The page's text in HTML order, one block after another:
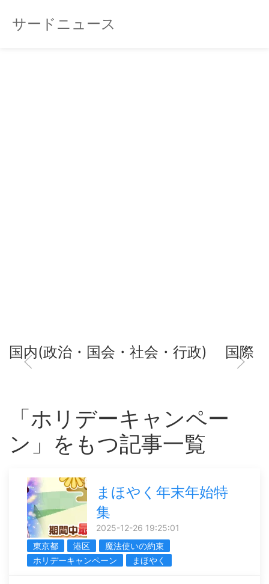
サードニュース
国内(政治・国会・社会・行政) 国際
「ホリデーキャンペー
ン」をもつ記事一覧
まほやく年末年始特
集
2025-12-26 19:25:01
東京都
港区
魔法使いの約束
ホリデーキャンペーン
まほやく